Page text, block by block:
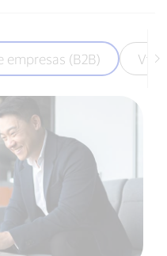
empresas (B2B)